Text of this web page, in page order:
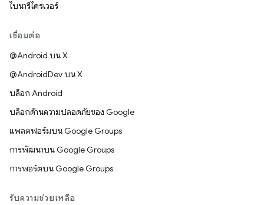
ไบนารีไดรเวอร์
เชื่อมต่อ
@Android บน X
@AndroidDev บน X
บล็อก Android
บล็อกด้านความปลอดภัยของ Google
แพลตฟอร์มบน Google Groups
การพัฒนาบน Google Groups
การพอร์ตบน Google Groups
รับความช่วยเหลือ